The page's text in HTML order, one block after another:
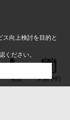
電話 来店予約
向上検討を目的と
ください。